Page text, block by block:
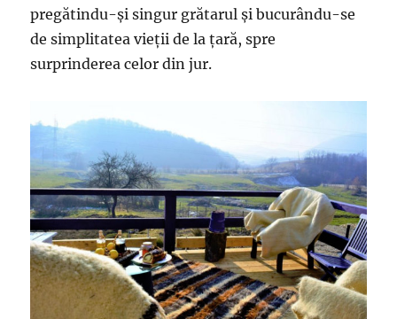
pregătindu-și singur grătarul și bucurându-se
de simplitatea vieții de la țară, spre
surprinderea celor din jur.